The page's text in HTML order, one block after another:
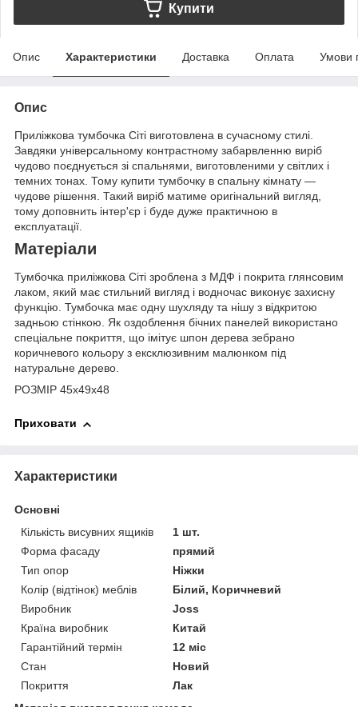
Купити
Опис Характеристики Доставка Оплата Умови
Опис
Приліжкова тумбочка Сіті виготовлена в сучасному стилі.
Завдяки універсальному контрастному забарвленню виріб
чудово поєднується зі спальнями, виготовленими у світлих і
темних тонах. Тому купити тумбочку в спальну кімнату —
чудове рішення. Такий виріб матиме оригінальний вигляд,
тому доповнить інтер'єр і буде дуже практичною в
експлуатації.
Матеріали
Тумбочка приліжкова Сіті зроблена з МДФ і покрита глянсовим
лаком, який має стильний вигляд і водночас виконує захисну
функцію. Тумбочка має одну шухляду та нішу з відкритою
задньою стінкою. Як оздоблення бічних панелей використано
спеціальне покриття, що імітує шпон дерева зебрано
коричневого кольору з ексклюзивним малюнком під
натуральне дерево.
РОЗМІР 45х49х48
Приховати
Характеристики
Основні
Кількість висувних ящиків
1 шт.
Форма фасаду
прямий
Тип опор
Ніжки
Колір (відтінок) меблів
Білий, Коричневий
Виробник
Joss
Країна виробник
Китай
Гарантійний термін
12 міс
Стан
Новий
Покриття
Лак